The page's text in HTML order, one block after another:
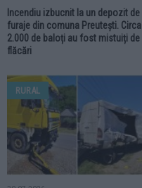
Incendiu izbucnit la un depozit de
furaje din comuna Preutești. Circa
2.000 de baloți au fost mistuiți de
flăcări
RURAL